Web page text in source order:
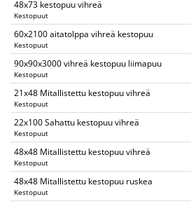
48x73 kestopuu vihreä
Kestopuut
60x2100 aitatolppa vihreä kestopuu
Kestopuut
90x90x3000 vihreä kestopuu liimapuu
Kestopuut
21x48 Mitallistettu kestopuu vihreä
Kestopuut
22x100 Sahattu kestopuu vihreä
Kestopuut
48x48 Mitallistettu kestopuu vihreä
Kestopuut
48x48 Mitallistettu kestopuu ruskea
Kestopuut